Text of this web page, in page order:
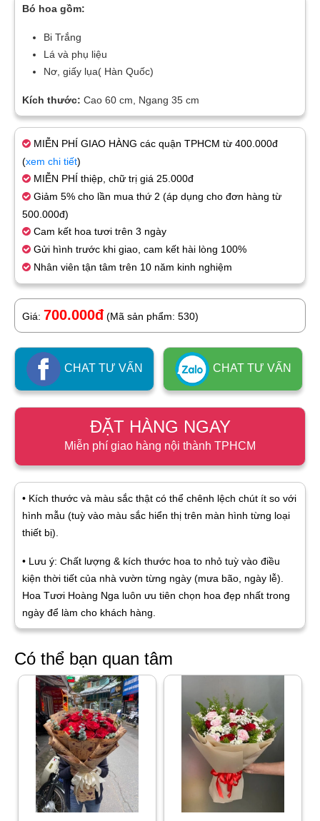
Bó hoa gồm:
Bi Trắng
Lá và phụ liệu
Nơ, giấy lụa( Hàn Quốc)
Kích thước: Cao 60 cm, Ngang 35 cm
MIỄN PHÍ GIAO HÀNG các quận TPHCM từ 400.000đ
(xem chi tiết)
MIỄN PHÍ thiệp, chữ trị giá 25.000đ
Giảm 5% cho lần mua thứ 2 (áp dụng cho đơn hàng từ
500.000đ)
Cam kết hoa tươi trên 3 ngày
Gửi hình trước khi giao, cam kết hài lòng 100%
Nhân viên tận tâm trên 10 năm kinh nghiệm
Giá: 700.000đ (Mã sản phẩm: 530)
CHAT TƯ VẤN CHAT TƯ VẤN
ĐẶT HÀNG NGAY
Miễn phí giao hàng nội thành TPHCM
• Kích thước và màu sắc thật có thể chênh lệch chút ít so với
hình mẫu (tuỳ vào màu sắc hiển thị trên màn hình từng loại
thiết bị).
• Lưu ý: Chất lượng & kích thước hoa to nhỏ tuỳ vào điều
kiện thời tiết của nhà vườn từng ngày (mưa bão, ngày lễ).
Hoa Tươi Hoàng Nga luôn ưu tiên chọn hoa đẹp nhất trong
ngày để làm cho khách hàng.
Có thể bạn quan tâm